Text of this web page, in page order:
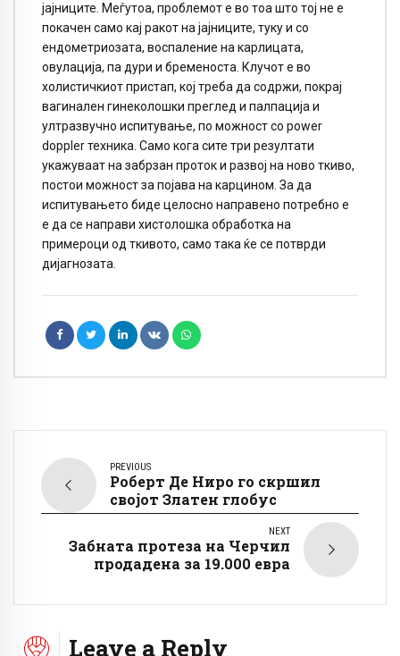
јајниците. Меѓутоа, проблемот е во тоа што тој не е
покачен само кај ракот на јајниците, туку и со
ендометриозата, воспаление на карлицата,
овулација, па дури и бременоста. Клучот е во
холистичкиот пристап, кој треба да содржи, покрај
вагинален гинеколошки преглед и палпација и
ултразвучно испитување, по можност со power
doppler техника. Само кога сите три резултати
укажуваат на забрзан проток и развој на ново ткиво,
постои можност за појава на карцином. За да
испитувањето биде целосно направено потребно е
е да се направи хистолошка обработка на
примероци од ткивото, само така ќе се потврди
дијагнозата.
PREVIOUS
Роберт Де Ниро го скршил
својот Златен глобус
NEXT
Забната протеза на Черчил
продадена за 19.000 евра
Leave a Reply